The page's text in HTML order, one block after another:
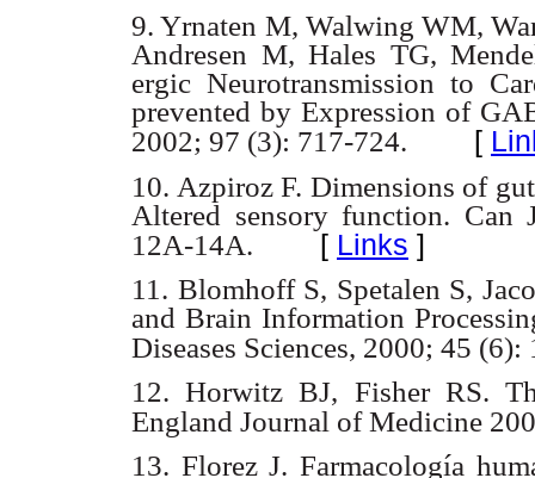
9. Yrnaten M, Walwing WM,
Andresen M, Hales TG,
ergic Neurotransmission to
prevented by Expression of
2002; 97 (3): 717-724. [
10. Azpiroz F. Dimensions of
Altered sensory function. Can
12A-14A. [ Links ]
11. Blomhoff S, Spetalen S,
and Brain Information
Diseases Sciences, 2000; 45 (6):
12. Horwitz BJ, Fisher RS.
England Journal of Medicine
13. Florez J. Farmacología